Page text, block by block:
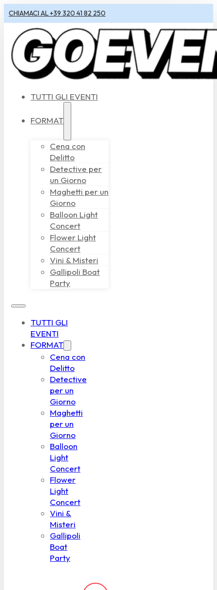
CHIAMACI AL +39 320 41 82 250
TUTTI GLI EVENTI
FORMAT
Cena con
Delitto
Detective per
un Giorno
Maghetti per un
Giorno
Balloon Light
Concert
Flower Light
Concert
Vini & Misteri
Gallipoli Boat
Party
TUTTI GLI
EVENTI
FORMAT
Cena con
Delitto
Detective
per un
Giorno
Maghetti
per un
Giorno
Balloon
Light
Concert
Flower
Light
Concert
Vini &
Misteri
Gallipoli
Boat
Party